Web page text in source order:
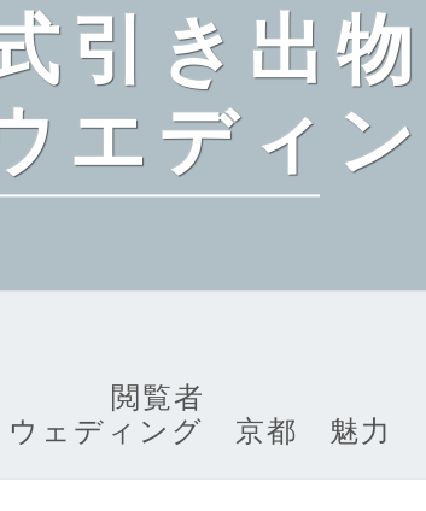
引き出
エディ
閲覧者
ウェディング 京都 魅力